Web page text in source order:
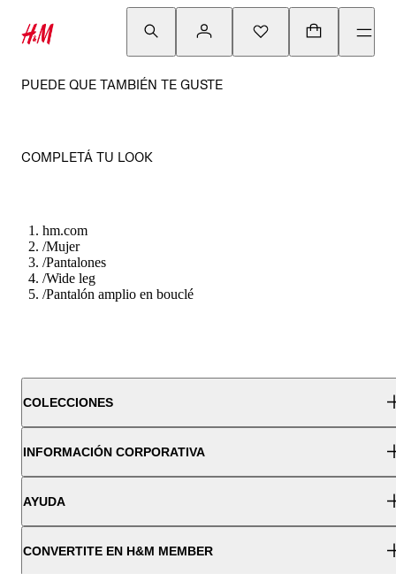
PUEDE QUE TAMBIÉN TE GUSTE
COMPLETÁ TU LOOK
hm.com
/Mujer
/Pantalones
/Wide leg
/Pantalón amplio en bouclé
COLECCIONES
INFORMACIÓN CORPORATIVA
AYUDA
CONVERTITE EN H&M MEMBER